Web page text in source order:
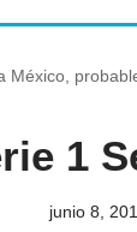
México,
1
junio 8,